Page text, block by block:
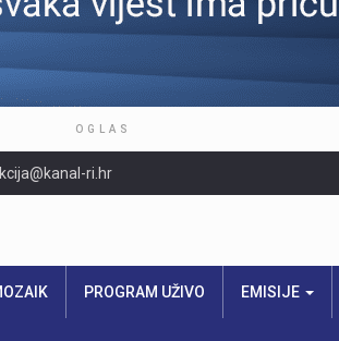
OGLAS
ri.hr
PROGRAM UŽIVO EMISIJE